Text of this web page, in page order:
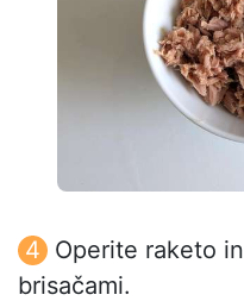
Operite raketo
brisačami.